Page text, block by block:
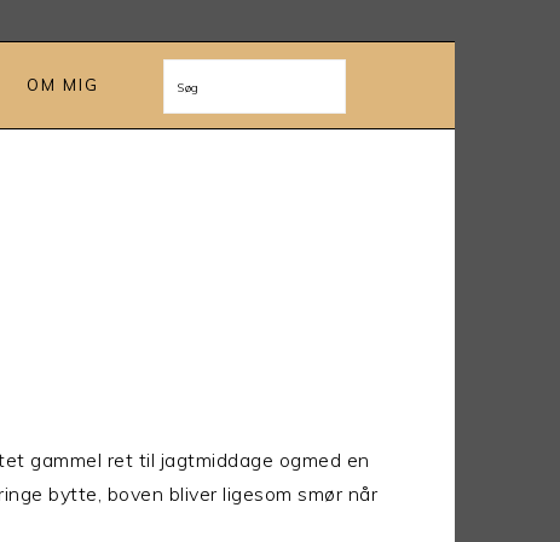
OM MIG Søg
gammel ret til jagtmiddage ogmed en
bytte, boven bliver ligesom smør når